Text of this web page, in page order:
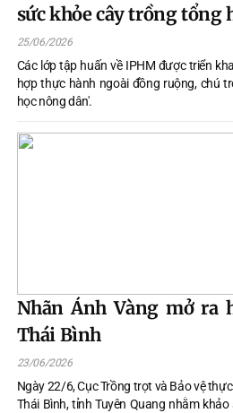
sức khỏe cây trồng tổng
25/06/2026
Các lớp tập huấn về IPHM được triển
hợp thực hành ngoài đồng ruộng, chú
học nông dân'.
Nhãn Ánh Vàng mở ra
Thái Bình
23/06/2026
Ngày 22/6, Cục Trồng trọt và Bảo vệ
Thái Bình, tỉnh Tuyên Quang nhằm